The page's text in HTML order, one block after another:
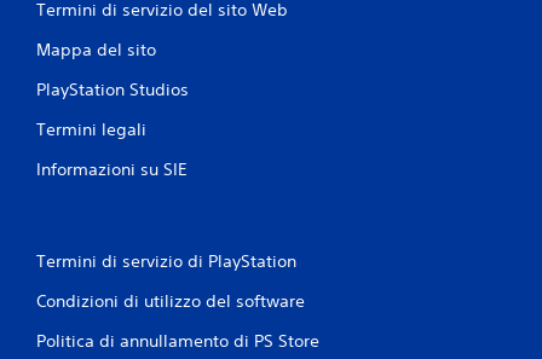
Termini di servizio del sito Web
Mappa del sito
PlayStation Studios
Termini legali
Informazioni su SIE
Termini di servizio di PlayStation
Condizioni di utilizzo del software
Politica di annullamento di PS Store